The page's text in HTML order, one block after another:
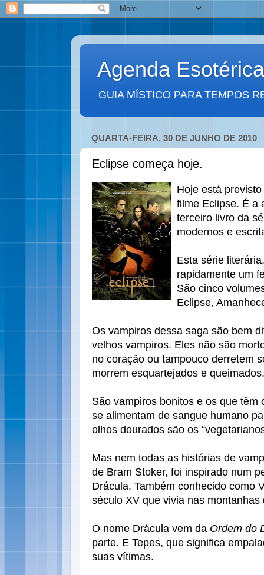
Agenda Esotérica
GUIA MÍSTICO PARA TEMPOS
QUARTA-FEIRA, 30 DE JUNHO DE 2010
Eclipse começa hoje.
Hoje está
filme Eclipse. É a
terceiro livro da
modernos e
Esta série
rapidamente um
São cinco
Eclipse,
Os vampiros dessa saga são bem
velhos vampiros. Eles não são
no coração ou tampouco derretem
morrem esquartejados e queimados.
São vampiros bonitos e os que têm
se alimentam de sangue humano
olhos dourados são os
Mas nem todas as histórias de
de Bram Stoker, foi inspirado num
Drácula. Também conhecido como
século XV que vivia nas
O nome Drácula vem da Ordem do
parte. E Tepes, que significa
suas vítimas.